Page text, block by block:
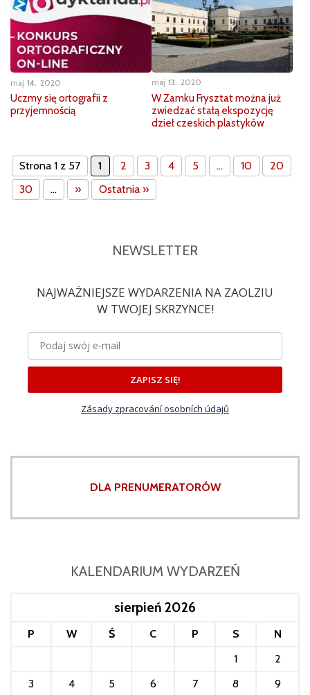
maj 14 2020
Uczmy się ortografii z
przyjemnością
maj 13 2020
W Zamku Frysztat można już
zwiedzać stałą ekspozycję
dzieł czeskich plastyków
Strona 1 z 57 1 2 3 4 5 ... 10
20
30
... » Ostatnia »
NEWSLETTER
NAJWAŻNIEJSZE WYDARZENIA NA ZAOLZIU
W TWOJEJ SKRZYNCE!
ZAPISZ SIĘ!
Zásady zpracování osobních údajů
DLA PRENUMERATORÓW
KALENDARIUM WYDARZEŃ
sierpień 2026
P W Ś C P S
N
1
2
3
4 5 6 7 8
9